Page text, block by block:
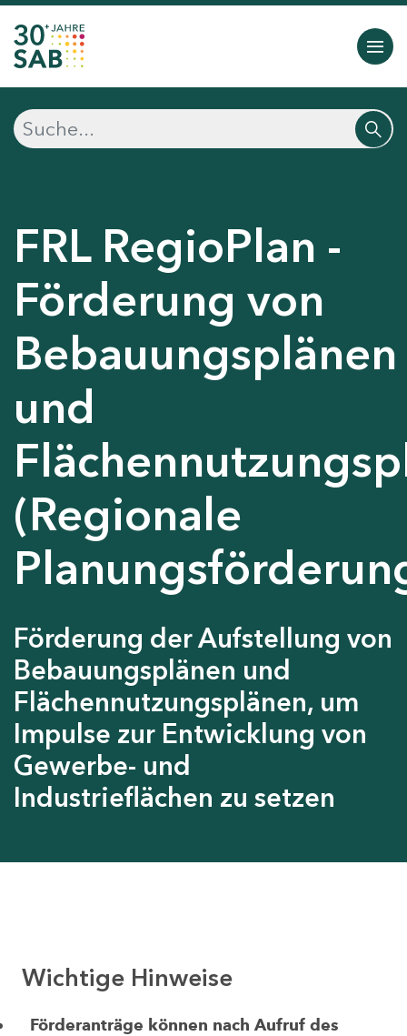
FRL RegioPlan -
Förderung von
Bebauungsplänen
und
(Regionale
Förderung der Aufstellung von
Bebauungsplänen und
Flächennutzungsplänen, um
Impulse zur Entwicklung von
Gewerbe- und
Industrieflächen zu setzen
Wichtige Hinweise
Förderanträge können nach Aufruf des